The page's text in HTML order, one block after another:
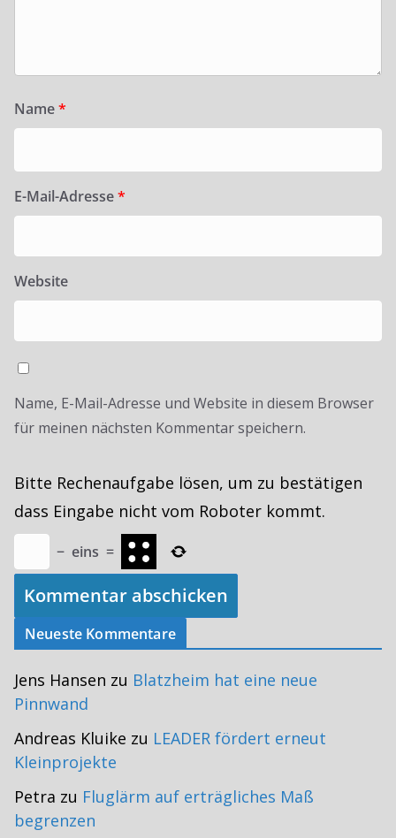
Name*
E-Mail-Adresse*
Website
Name, E-Mail-Adresse und Website in diesem Browser
für meinen nächsten Kommentar speichern.
Bitte Rechenaufgabe lösen, um zu bestätigen
dass Eingabe nicht vom Roboter kommt.
− eins =
Neueste Kommentare
Jens Hansen zu Blatzheim hat eine neue
Pinnwand
Andreas Kluike zu LEADER fördert erneut
Kleinprojekte
Petra zu Fluglärm auf erträgliches Maß
begrenzen